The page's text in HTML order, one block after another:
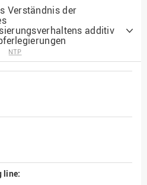
Verständnis der
additiv
NTP
line: